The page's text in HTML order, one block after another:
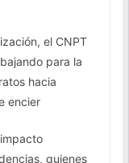
el CNPT
para la
hacia
encier
quienes